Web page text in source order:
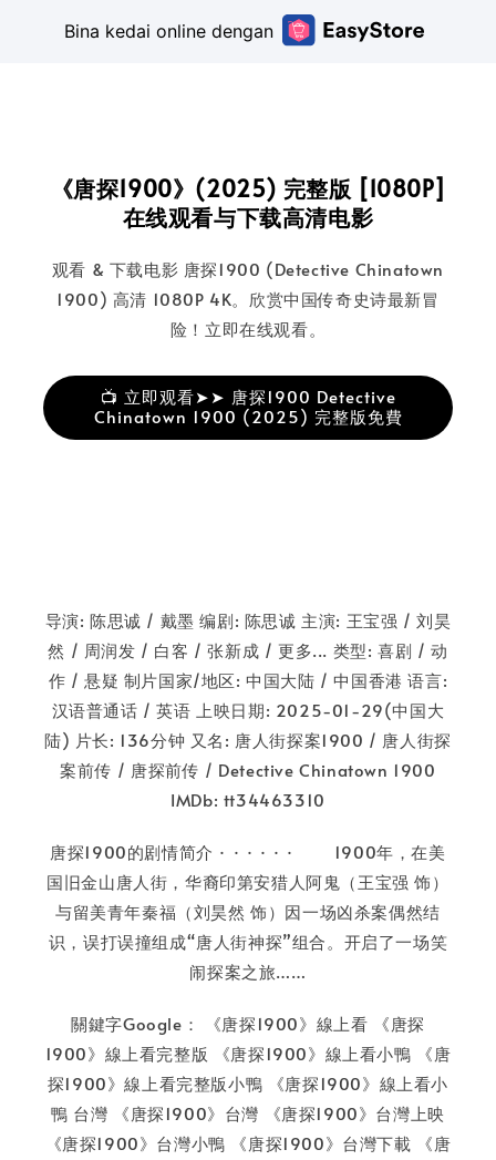
Bina kedai online dengan
《唐探1900》(2025) 完整版 [1080P]
在线观看与下载高清电影
观看 & 下载电影 唐探1900 (Detective Chinatown
1900) 高清 1080P 4K。欣赏中国传奇史诗最新冒
险！立即在线观看。
📺 立即观看➤➤ 唐探1900 Detective
Chinatown 1900 (2025) 完整版免費
导演: 陈思诚 / 戴墨 编剧: 陈思诚 主演: 王宝强 / 刘昊
然 / 周润发 / 白客 / 张新成 / 更多... 类型: 喜剧 / 动
作 / 悬疑 制片国家/地区: 中国大陆 / 中国香港 语言:
汉语普通话 / 英语 上映日期: 2025-01-29(中国大
陆) 片长: 136分钟 又名: 唐人街探案1900 / 唐人街探
案前传 / 唐探前传 / Detective Chinatown 1900
IMDb: tt34463310
唐探1900的剧情简介 · · · · · · 1900年，在美
国旧金山唐人街，华裔印第安猎人阿鬼（王宝强 饰）
与留美青年秦福（刘昊然 饰）因一场凶杀案偶然结
识，误打误撞组成“唐人街神探”组合。开启了一场笑
闹探案之旅……
關鍵字Google： 《唐探1900》線上看 《唐探
1900》線上看完整版 《唐探1900》線上看小鴨 《唐
探1900》線上看完整版小鴨 《唐探1900》線上看小
鴨 台灣 《唐探1900》台灣 《唐探1900》台灣上映
《唐探1900》台灣小鴨 《唐探1900》台灣下載 《唐